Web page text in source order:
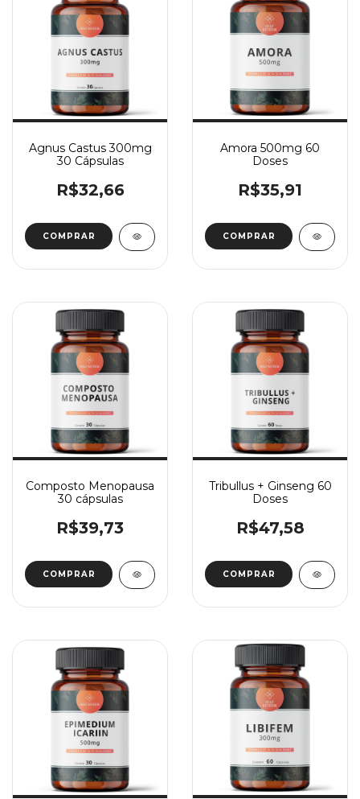
Agnus Castus 300mg
30 Cápsulas
R$32,66
Amora 500mg 60
Doses
R$35,91
Composto Menopausa
30 cápsulas
R$39,73
Tribullus + Ginseng 60
Doses
R$47,58